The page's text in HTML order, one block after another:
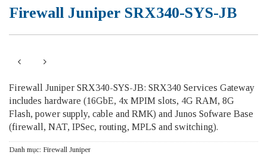
Firewall Juniper SRX340-SYS-JB
Firewall Juniper SRX340-SYS-JB: SRX340 Services Gateway
includes hardware (16GbE, 4x MPIM slots, 4G RAM, 8G
Flash, power supply, cable and RMK) and Junos Sofware Base
(firewall, NAT, IPSec, routing, MPLS and switching).
Danh mục: Firewall Juniper